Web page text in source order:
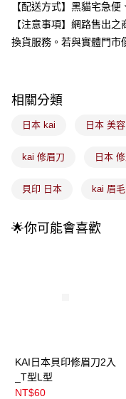
【大哥付你分期使用說明】
1.本服務由台灣大哥大提供
2.付款方式選擇「大哥付你
4.訂單成立30分鐘內，如未
消。如遇「轉專審核」未通
【繳款方式說明】
醒簡訊。
1.本服務係由「台灣大哥大
用戶於交易時，得透過本服
ATM付款
每筆NT$100，滿
付款後全家取貨
每筆NT$100，滿
付款後7-11取貨
付款後門市自取
每筆NT$100，滿
【配送方式】黑貓宅急
【注意事項】網路售出
換貨服務。若與實體門市
相關分類
日本 kai 日本 美容
kai 修眉刀 日本
貝印 日本 kai 眉毛
🌟你可能會喜歡
KAI日本貝印修眉刀2入
_T型L型
NT$60